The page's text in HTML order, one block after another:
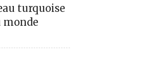
turquoise
monde